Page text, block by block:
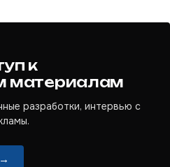
к
материалам
разработки, интервью с